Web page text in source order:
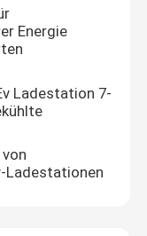
Energie
Ladestation 7-
Ladestationen